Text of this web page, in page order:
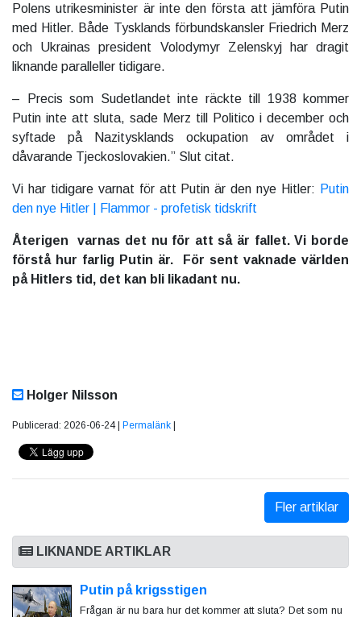
Polens utrikesminister är inte den första att jämföra Putin
med Hitler. Både Tysklands förbundskansler Friedrich Merz
och Ukrainas president Volodymyr Zelenskyj har dragit
liknande paralleller tidigare.
– Precis som Sudetlandet inte räckte till 1938 kommer
Putin inte att sluta, sade Merz till Politico i december och
syftade på Nazitysklands ockupation av området i
dåvarande Tjeckoslovakien.” Slut citat.
Vi har tidigare varnat för att Putin är den nye Hitler: Putin
den nye Hitler | Flammor - profetisk tidskrift
Återigen varnas det nu för att så är fallet. Vi borde
förstå hur farlig Putin är. För sent vaknade världen
på Hitlers tid, det kan bli likadant nu.
Holger Nilsson
Publicerad: 2026-06-24 | Permalänk |
Fler artiklar
LIKNANDE ARTIKLAR
Putin på krigsstigen
Frågan är nu bara hur det kommer att sluta? Det som nu